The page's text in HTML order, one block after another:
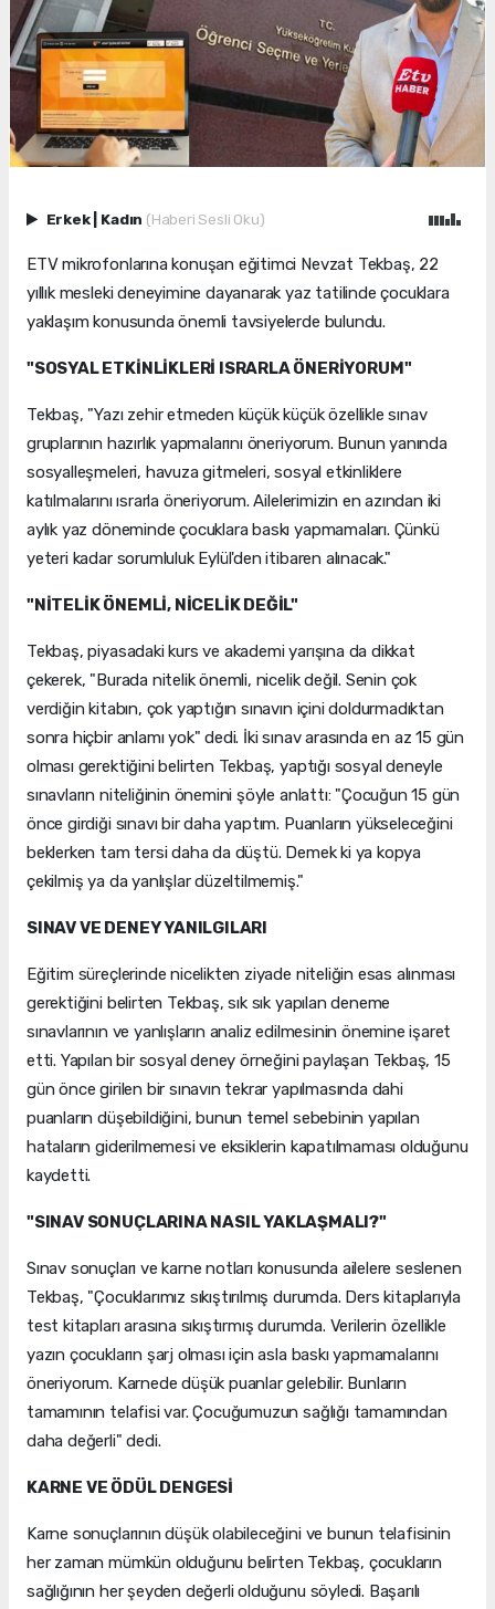
Erkek Kadın (Haberi Sesli Oku)
ETV mikrofonlarına konuşan eğitimci Nevzat Tekbaş, 22
yıllık mesleki deneyimine dayanarak yaz tatilinde çocuklara
yaklaşım konusunda önemli tavsiyelerde bulundu.
"SOSYAL ETKİNLİKLERİ ISRARLA ÖNERİYORUM"
Tekbaş, "Yazı zehir etmeden küçük küçük özellikle sınav
gruplarının hazırlık yapmalarını öneriyorum. Bunun yanında
sosyalleşmeleri, havuza gitmeleri, sosyal etkinliklere
katılmalarını ısrarla öneriyorum. Ailelerimizin en azından iki
aylık yaz döneminde çocuklara baskı yapmamaları. Çünkü
yeteri kadar sorumluluk Eylül'den itibaren alınacak."
"NİTELİK ÖNEMLİ, NİCELİK DEĞİL"
Tekbaş, piyasadaki kurs ve akademi yarışına da dikkat
çekerek, "Burada nitelik önemli, nicelik değil. Senin çok
verdiğin kitabın, çok yaptığın sınavın içini doldurmadıktan
sonra hiçbir anlamı yok" dedi. İki sınav arasında en az 15 gün
olması gerektiğini belirten Tekbaş, yaptığı sosyal deneyle
sınavların niteliğinin önemini şöyle anlattı: "Çocuğun 15 gün
önce girdiği sınavı bir daha yaptım. Puanların yükseleceğini
beklerken tam tersi daha da düştü. Demek ki ya kopya
çekilmiş ya da yanlışlar düzeltilmemiş."
SINAV VE DENEY YANILGILARI
Eğitim süreçlerinde nicelikten ziyade niteliğin esas alınması
gerektiğini belirten Tekbaş, sık sık yapılan deneme
sınavlarının ve yanlışların analiz edilmesinin önemine işaret
etti. Yapılan bir sosyal deney örneğini paylaşan Tekbaş, 15
gün önce girilen bir sınavın tekrar yapılmasında dahi
puanların düşebildiğini, bunun temel sebebinin yapılan
hataların giderilmemesi ve eksiklerin kapatılmaması olduğunu
kaydetti.
"SINAV SONUÇLARINA NASIL YAKLAŞMALI?"
Sınav sonuçları ve karne notları konusunda ailelere seslenen
Tekbaş, "Çocuklarımız sıkıştırılmış durumda. Ders kitaplarıyla
test kitapları arasına sıkıştırmış durumda. Verilerin özellikle
yazın çocukların şarj olması için asla baskı yapmamalarını
öneriyorum. Karnede düşük puanlar gelebilir. Bunların
tamamının telafisi var. Çocuğumuzun sağlığı tamamından
daha değerli" dedi.
KARNE VE ÖDÜL DENGESİ
Karne sonuçlarının düşük olabileceğini ve bunun telafisinin
her zaman mümkün olduğunu belirten Tekbaş, çocukların
sağlığının her şeyden değerli olduğunu söyledi. Başarılı